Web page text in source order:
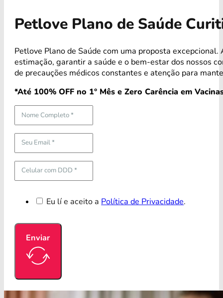
Petlove Plano de Saúde
Petlove Plano de Saúde com uma proposta
estimação, garantir a saúde e o bem-estar dos nossos
de precauções médicos constantes e atenção para
*Até 100% OFF no 1° Mês e Zero Carência em
Eu lí e aceito aPolítica de Privacidade.
Enviar